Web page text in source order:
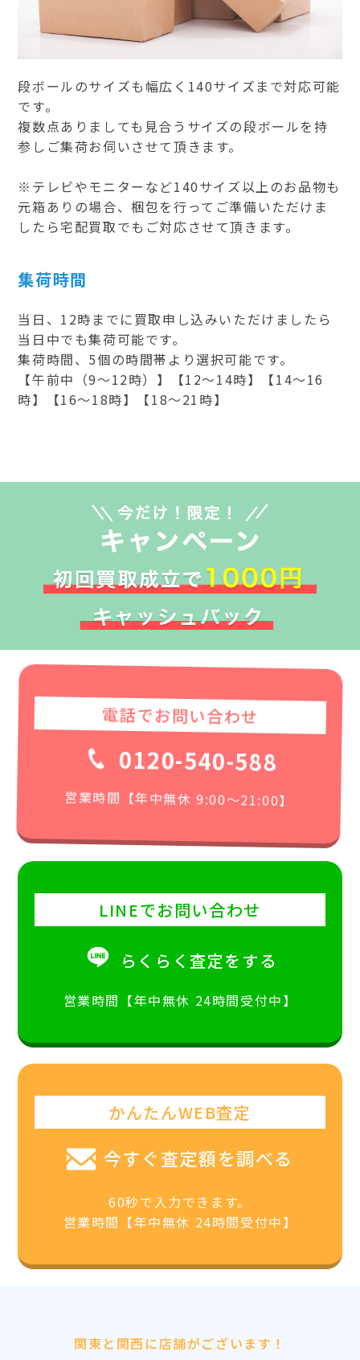
段ボールのサイズも幅広く140サイズまで対応可能
です。
複数点ありましても見合うサイズの段ボールを持
参しご集荷お伺いさせて頂きます。
※テレビやモニターなど140サイズ以上のお品物も
元箱ありの場合、梱包を行ってご準備いただけま
したら宅配買取でもご対応させて頂きます。
集荷時間
当日、12時までに買取申し込みいただけましたら
当日中でも集荷可能です。
集荷時間、5個の時間帯より選択可能です。
【午前中（9～12時）】【12～14時】【14～16
時】【16～18時】【18～21時】
電話でお問い合わせ
0120-540-588
営業時間【年中無休 9:00〜21:00】
LINEでお問い合わせ
らくらく査定をする
営業時間【年中無休 24時間受付中】
かんたんWEB査定
今すぐ査定額を調べる
60秒で入力できます。
営業時間【年中無休 24時間受付中】
関東と関西に店舗がございます！